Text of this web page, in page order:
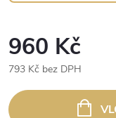
960 Kč
793 Kč bez DPH
cena: